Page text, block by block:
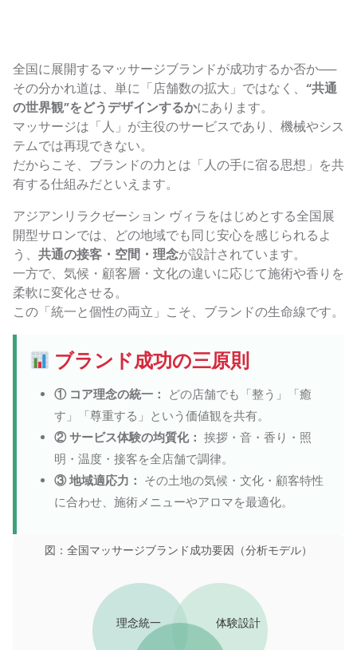
全国に展開するマッサージブランドが成功するか否か──
その分かれ道は、単に「店舗数の拡大」ではなく、 “共通
の世界観”をどうデザインするかにあります。
マッサージは「人」が主役のサービスであり、機械やシス
テムでは再現できない。
だからこそ、ブランドの力とは「人の手に宿る思想」を共
有する仕組みだといえます。
アジアンリラクゼーション ヴィラをはじめとする全国展
開型サロンでは、どの地域でも同じ安心を感じられるよ
う、 共通の接客・空間・理念が設計されています。
一方で、気候・顧客層・文化の違いに応じて施術や香りを
柔軟に変化させる。
この「統一と個性の両立」こそ、ブランドの生命線です。
ブランド成功の三原則
① コア理念の統一： どの店舗でも「整う」「癒
す」「尊重する」という価値観を共有。
② サービス体験の均質化： 挨拶・音・香り・照
明・温度・接客を全店舗で調律。
③ 地域適応力： その土地の気候・文化・顧客特性
に合わせ、施術メニューやアロマを最適化。
図：全国マッサージブランド成功要因（分析モデル）
理念統一 体験設計